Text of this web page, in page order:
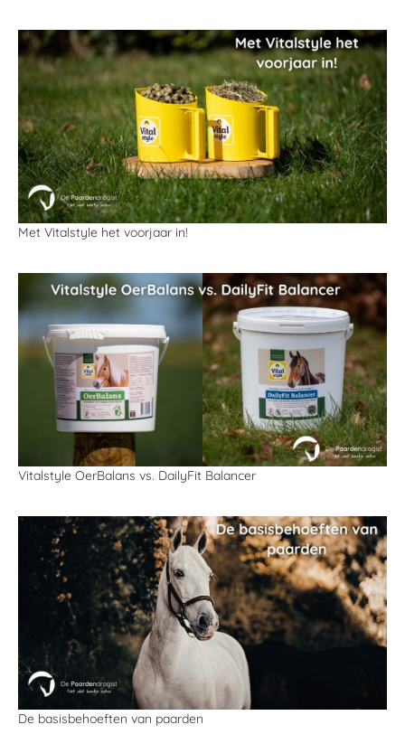
Met Vitalstyle het voorjaar in!
Vitalstyle OerBalans vs. DailyFit Balancer
De basisbehoeften van paarden